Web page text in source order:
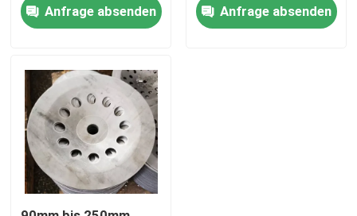
Haus
PRODUKTE
Videos
Anfrage absenden
Anfrage absenden